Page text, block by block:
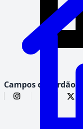
Campos do Jordão,